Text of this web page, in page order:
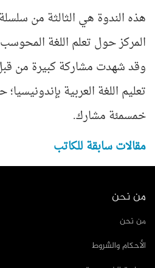
هذه الندوة هي الثالثة من
المركز حول تعلم اللغة
وقد شهدت مشاركة كبيرة من
تعليم اللغة العربية
خمسمئة مشارك.
مقالات سابقة للكاتب
من نحن
من نحن
الأحكام والشروط